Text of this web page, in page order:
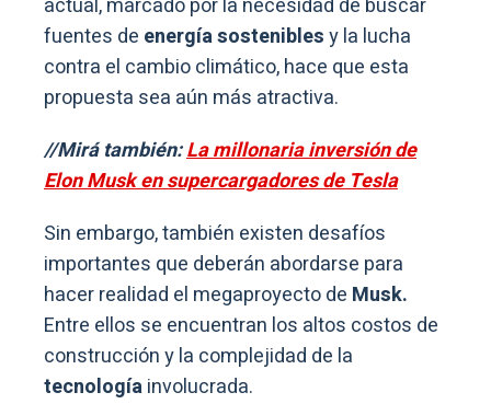
actual, marcado por la necesidad de buscar
fuentes de energía sosteniblesy la lucha
contra el cambio climático, hace que esta
propuesta sea aún más atractiva.
//Mirá también:La millonaria inversión de
Elon Musk en supercargadores de Tesla
Sin embargo, también existen desafíos
importantes que deberán abordarse para
hacer realidad el megaproyecto de Musk.
Entre ellos se encuentran los altos costos de
construcción y la complejidad de la
tecnologíainvolucrada.